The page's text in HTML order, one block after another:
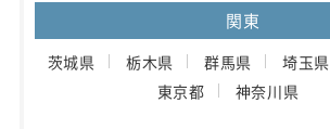
関東
茨城県 栃木県 群馬県 埼玉県
東京都
神奈川県